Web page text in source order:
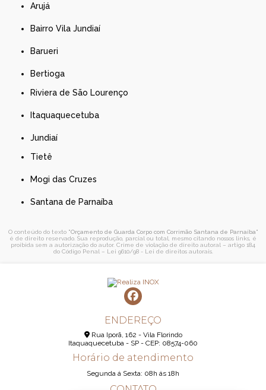
Arujá
Bairro Vila Jundiaí
Barueri
Bertioga
Riviera de São Lourenço
Itaquaquecetuba
Jundiaí
Tietê
Mogi das Cruzes
Santana de Parnaíba
O conteúdo do texto "Orçamento de Guarda Corpo com Corrimão Santana de Parnaíba"
é de direito reservado. Sua reprodução, parcial ou total, mesmo citando nossos links, é
proibida sem a autorização do autor. Crime de violação de direito autoral – artigo 184
do Código Penal – Lei 9610/98 - Lei de direitos autorais.
ENDEREÇO
Rua Iporã, 162 - Vila Florindo
Itaquaquecetuba - SP - CEP: 08574-060
Horário de atendimento
Segunda á Sexta: 08h ás 18h